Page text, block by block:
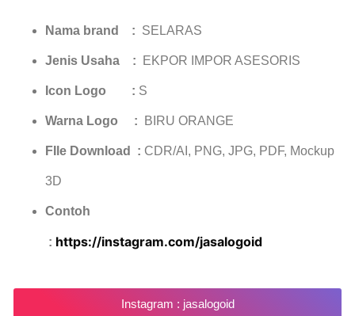
Nama brand : SELARAS
Jenis Usaha : EKPOR IMPOR ASESORIS
Icon Logo : S
Warna Logo : BIRU ORANGE
FIle Download : CDR/AI, PNG, JPG, PDF, Mockup
3D
Contoh
: https://instagram.com/jasalogoid
Instagram : jasalogoid